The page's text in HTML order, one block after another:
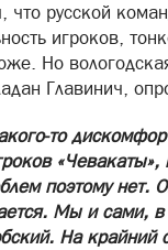
что русской
игроков,
Но
Главинич,
то
поэтому нет.
Мы и сами,
На крайний